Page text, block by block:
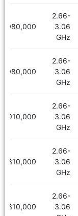
2.66-
3.06
GHz
1,980,000
2.66-
3.06
GHz
1,980,000
2.66-
3.06
GHz
2,010,000
2.66-
3.06
GHz
2,310,000
2.66-
3.06
2,310,000